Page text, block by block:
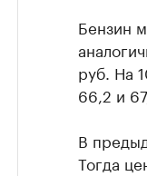
Бензин
руб. На
66,2 и
В
Тогда